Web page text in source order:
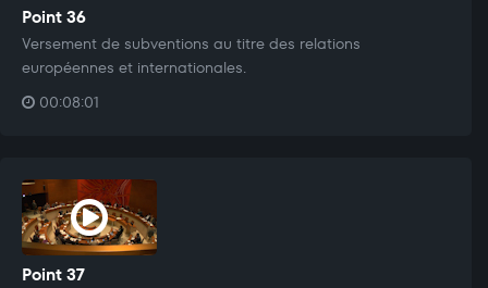
Point 36
Versement de subventions au titre des relations
européennes et internationales.
00:08:01
Point 37